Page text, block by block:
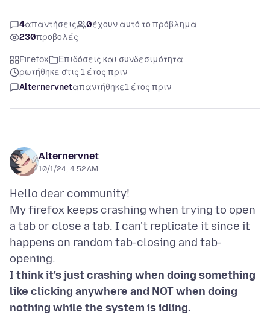
4απαντήσεις 0έχουν αυτό το πρόβλημα
230προβολές
Firefox
Επιδόσεις και συνδεσιμότητα
ρωτήθηκε στις 1 έτος πριν
Alternervnetαπαντήθηκε1 έτος πριν
Alternervnet
10/1/24, 4:52 AM
Hello dear community!
My firefox keeps crashing when trying to open
a tab or close a tab. I can't replicate it since it
happens on random tab-closing and tab-
I think it's just crashing when doing something
like clicking anywhere and NOT when doing
nothing while the system is idling.